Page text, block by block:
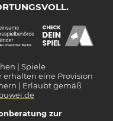
| Spiele
erhalten eine Provision
| Erlaubt gemäß
zur